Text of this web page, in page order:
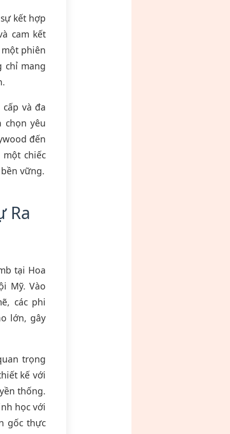
kết hợp
cam kết
phiên
chỉ mang
và đa
chọn yêu
đến
chiếc
vững.
Ra
tại Hoa
Mỹ. Vào
các phi
lớn, gây
trọng
kế với
thống.
học với
gốc thực